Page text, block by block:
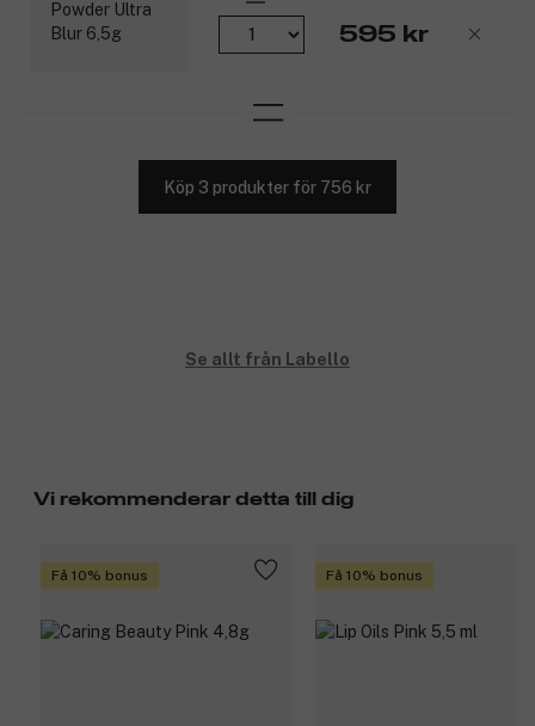
595 kr
Köp 3 produkter för 756 kr
Se allt från Labello
Vi rekommenderar detta till dig
Få 10% bonus Få 10% bonus